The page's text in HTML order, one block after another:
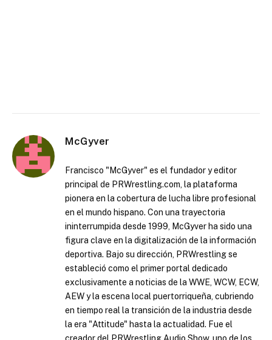
McGyver
Francisco "McGyver" es el fundador y editor
principal de PRWrestling.com, la plataforma
pionera en la cobertura de lucha libre profesional
en el mundo hispano. Con una trayectoria
ininterrumpida desde 1999, McGyver ha sido una
figura clave en la digitalización de la información
deportiva. Bajo su dirección, PRWrestling se
estableció como el primer portal dedicado
exclusivamente a noticias de la WWE, WCW, ECW,
AEW y la escena local puertorriqueña, cubriendo
en tiempo real la transición de la industria desde
la era "Attitude" hasta la actualidad. Fue el